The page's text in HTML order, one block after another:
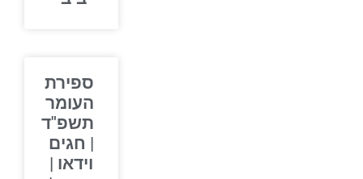
ספירת
העומר
תשפ"ד
| חגים
וידאו |